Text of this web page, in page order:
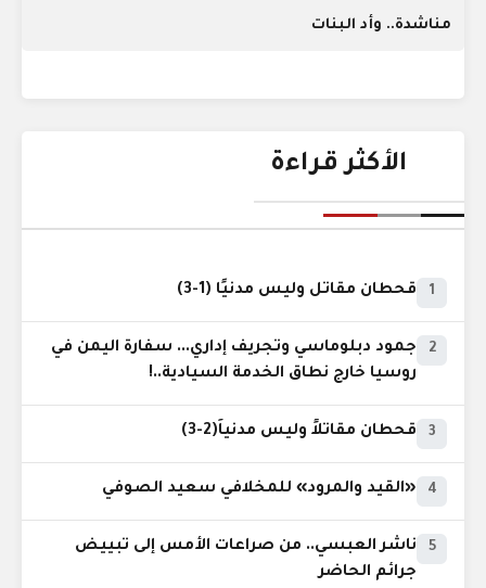
مناشدة.. وأد البنات
الأكثر قراءة
1 قحطان مقاتل وليس مدنيًا (1-3)
2
جمود دبلوماسي وتجريف إداري... سفارة اليمن في
روسيا خارج نطاق الخدمة السيادية..!
3 قحطان مقاتلاً وليس مدنياً(2-3)
4 «القيد والمرود» للمخلافي سعيد الصوفي
5
ناشر العبسي.. من صراعات الأمس إلى تبييض
جرائم الحاضر